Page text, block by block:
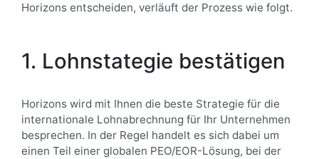
Horizons entscheiden, verläuft der Prozess wie folgt.
1. Lohnstategie bestätigen
Horizons wird mit Ihnen die beste Strategie für die
internationale Lohnabrechnung für Ihr Unternehmen
besprechen. In der Regel handelt es sich dabei um
einen Teil einer globalen PEO/EOR-Lösung, bei der